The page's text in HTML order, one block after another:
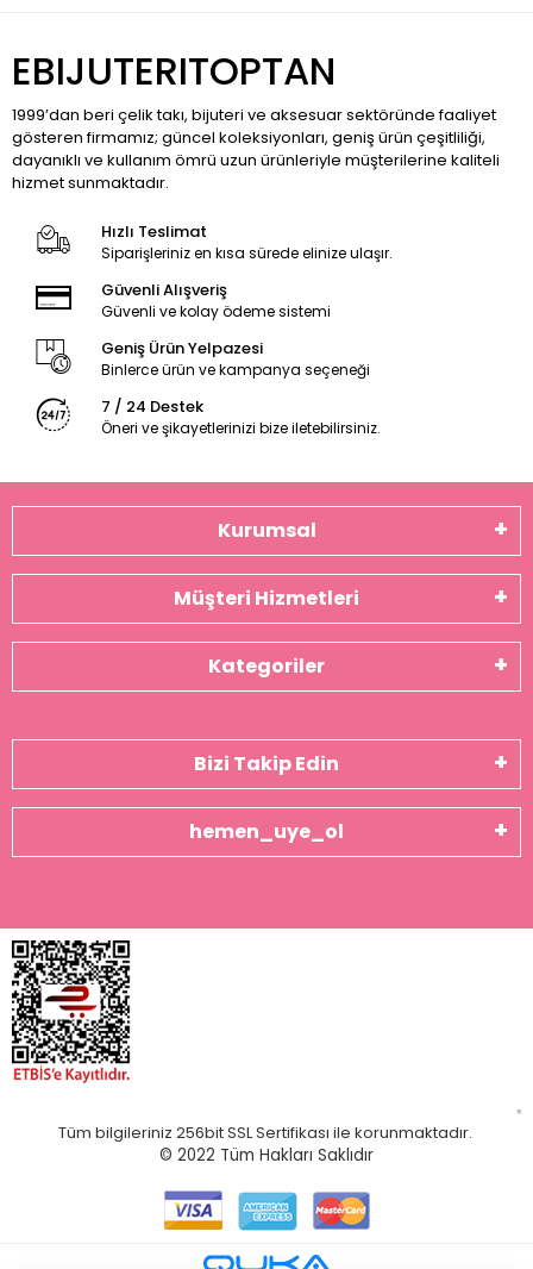
EBIJUTERITOPTAN
1999’dan beri çelik takı, bijuteri ve aksesuar sektöründe faaliyet
gösteren firmamız; güncel koleksiyonları, geniş ürün çeşitliliği,
dayanıklı ve kullanım ömrü uzun ürünleriyle müşterilerine kaliteli
hizmet sunmaktadır.
Hızlı Teslimat
Siparişleriniz en kısa sürede elinize ulaşır.
Güvenli Alışveriş
Güvenli ve kolay ödeme sistemi
Geniş Ürün Yelpazesi
Binlerce ürün ve kampanya seçeneği
7 / 24 Destek
Öneri ve şikayetlerinizi bize iletebilirsiniz.
Kurumsal
Müşteri Hizmetleri
Kategoriler
Bizi Takip Edin
hemen_uye_ol
Tüm bilgileriniz 256bit SSL Sertifikası ile korunmaktadır.
© 2022 Tüm Hakları Saklıdır